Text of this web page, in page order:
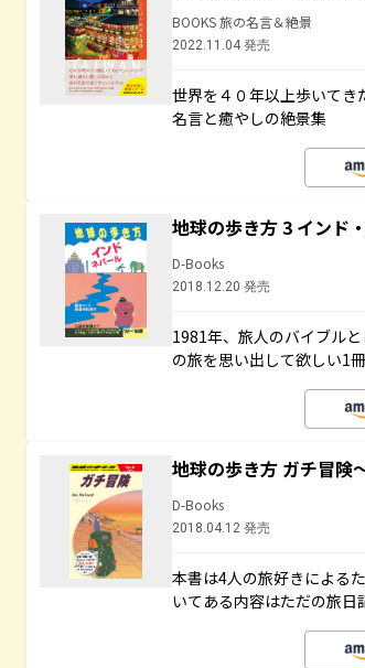
BOOKS 旅の名言＆絶景
2022.11.04 発売
世界を４０年以上歩いてき
名言と癒やしの絶景集
地球の歩き方 3 インド
D-Books
2018.12.20 発売
1981年、旅人のバイブル
の旅を思い出して欲しい1冊
地球の歩き方 ガチ冒険
D-Books
2018.04.12 発売
本書は4人の旅好きによる
いてある内容はただの旅日